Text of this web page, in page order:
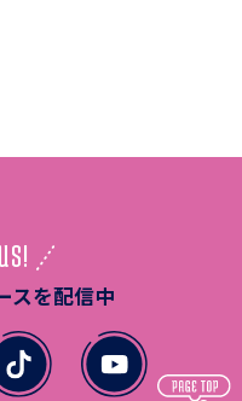
スを配信中